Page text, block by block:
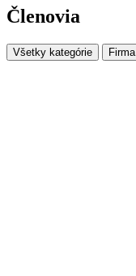
Členovia
Všetky kategórie Firma